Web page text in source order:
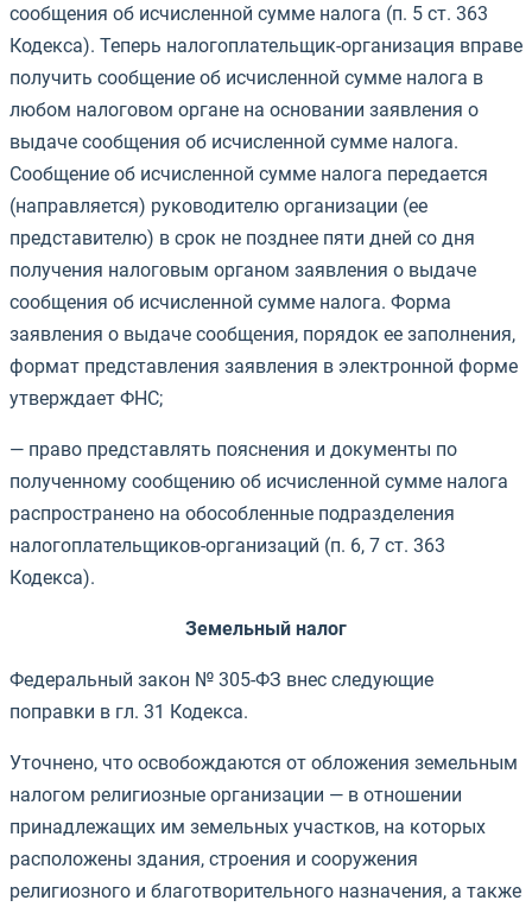
сообщения об исчисленной сумме налога (п. 5 ст. 363
Кодекса). Теперь налогоплательщик-организация вправе
получить сообщение об исчисленной сумме налога в
любом налоговом органе на основании заявления о
выдаче сообщения об исчисленной сумме налога.
Сообщение об исчисленной сумме налога передается
(направляется) руководителю организации (ее
представителю) в срок не позднее пяти дней со дня
получения налоговым органом заявления о выдаче
сообщения об исчисленной сумме налога. Форма
заявления о выдаче сообщения, порядок ее заполнения,
формат представления заявления в электронной форме
утверждает ФНС;
— право представлять пояснения и документы по
полученному сообщению об исчисленной сумме налога
распространено на обособленные подразделения
налогоплательщиков-организаций (п. 6, 7 ст. 363
Кодекса).
Земельный налог
Федеральный закон № 305-ФЗ внес следующие
поправки в гл. 31 Кодекса.
Уточнено, что освобождаются от обложения земельным
налогом религиозные организации — в отношении
принадлежащих им земельных участков, на которых
расположены здания, строения и сооружения
религиозного и благотворительного назначения, а также